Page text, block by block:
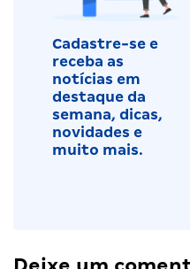
Cadastre-se e
receba as
notícias em
destaque da
semana, dicas,
novidades e
muito mais.